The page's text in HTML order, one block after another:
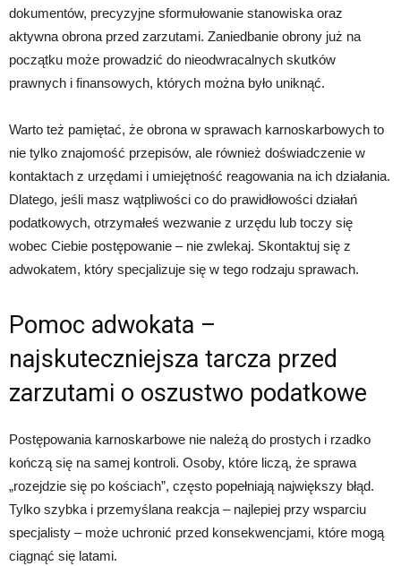
dokumentów, precyzyjne sformułowanie stanowiska oraz
aktywna obrona przed zarzutami. Zaniedbanie obrony już na
początku może prowadzić do nieodwracalnych skutków
prawnych i finansowych, których można było uniknąć.
Warto też pamiętać, że obrona w sprawach karnoskarbowych to
nie tylko znajomość przepisów, ale również doświadczenie w
kontaktach z urzędami i umiejętność reagowania na ich działania.
Dlatego, jeśli masz wątpliwości co do prawidłowości działań
podatkowych, otrzymałeś wezwanie z urzędu lub toczy się
wobec Ciebie postępowanie – nie zwlekaj. Skontaktuj się z
adwokatem, który specjalizuje się w tego rodzaju sprawach.
Pomoc adwokata –
najskuteczniejsza tarcza przed
zarzutami o oszustwo podatkowe
Postępowania karnoskarbowe nie należą do prostych i rzadko
kończą się na samej kontroli. Osoby, które liczą, że sprawa
„rozejdzie się po kościach”, często popełniają największy błąd.
Tylko szybka i przemyślana reakcja – najlepiej przy wsparciu
specjalisty – może uchronić przed konsekwencjami, które mogą
ciągnąć się latami.